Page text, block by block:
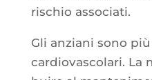
ris­chio associati.
Gli anzia­ni sono
car­dio­vas­co­la­ri.